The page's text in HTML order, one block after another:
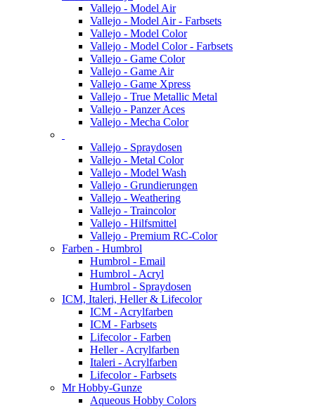
Vallejo - Model Air
Vallejo - Model Air - Farbsets
Vallejo - Model Color
Vallejo - Model Color - Farbsets
Vallejo - Game Color
Vallejo - Game Air
Vallejo - Game Xpress
Vallejo - True Metallic Metal
Vallejo - Panzer Aces
Vallejo - Mecha Color
Vallejo - Spraydosen
Vallejo - Metal Color
Vallejo - Model Wash
Vallejo - Grundierungen
Vallejo - Weathering
Vallejo - Traincolor
Vallejo - Hilfsmittel
Vallejo - Premium RC-Color
Farben - Humbrol
Humbrol - Email
Humbrol - Acryl
Humbrol - Spraydosen
ICM, Italeri, Heller & Lifecolor
ICM - Acrylfarben
ICM - Farbsets
Lifecolor - Farben
Heller - Acrylfarben
Italeri - Acrylfarben
Lifecolor - Farbsets
Mr Hobby-Gunze
Aqueous Hobby Colors